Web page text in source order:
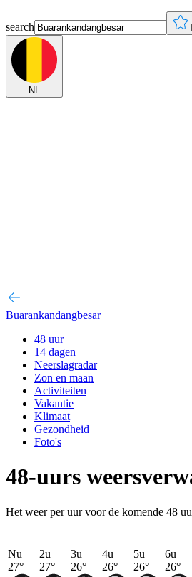
search
NL
Buarankandangbesar
48 uur
14 dagen
Neerslagradar
Zon en maan
Activiteiten
Vakantie
Klimaat
Gezondheid
Foto's
48-uurs
Het weer per uur voor de komende 48
Nu
27°
2u
27°
3u
26°
4u
26°
5u
26°
6u
26°